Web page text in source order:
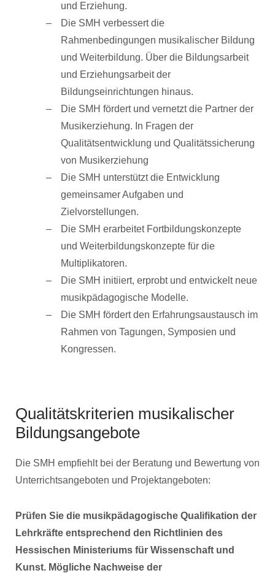
und Erziehung.
Die SMH verbessert die
Rahmenbedingungen musikalischer Bildung
und Weiterbildung. Über die Bildungsarbeit
und Erziehungsarbeit der
Bildungseinrichtungen hinaus.
Die SMH fördert und vernetzt die Partner der
Musikerziehung. In Fragen der
Qualitätsentwicklung und Qualitätssicherung
von Musikerziehung
Die SMH unterstützt die Entwicklung
gemeinsamer Aufgaben und
Zielvorstellungen.
Die SMH erarbeitet Fortbildungskonzepte
und Weiterbildungskonzepte für die
Multiplikatoren.
Die SMH initiiert, erprobt und entwickelt neue
musikpädagogische Modelle.
Die SMH fördert den Erfahrungsaustausch im
Rahmen von Tagungen, Symposien und
Kongressen.
Qualitätskriterien musikalischer
Bildungsangebote
Die SMH empfiehlt bei der Beratung und Bewertung von
Unterrichtsangeboten und Projektangeboten:
Prüfen Sie die musikpädagogische Qualifikation der
Lehrkräfte entsprechend den Richtlinien des
Hessischen Ministeriums für Wissenschaft und
Kunst. Mögliche Nachweise der